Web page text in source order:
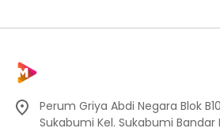
Perum Griya Abdi Negara Blok
Sukabumi Kel. Sukabumi Bandar